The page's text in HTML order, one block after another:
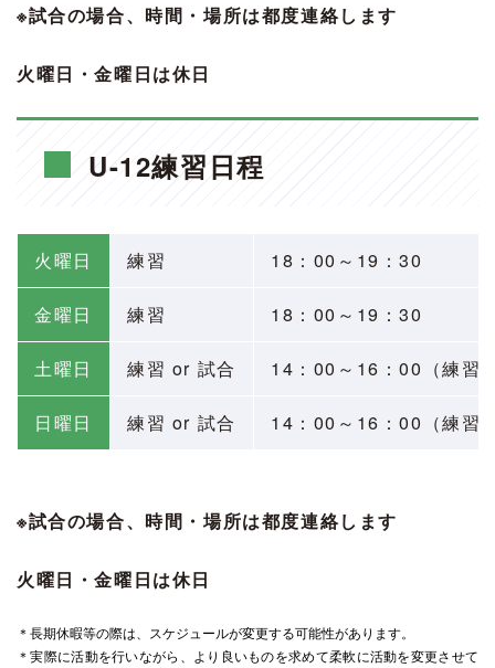
※試合の場合、時間・場所は都度連絡します
火曜日・金曜日は休日
U-12練習日程
火曜日 練習 18：00～19：30
金曜日 練習 18：00 ～19：30
土曜日 練習 or 試合 14：00～16：00（練習
日曜日 練習 or 試合 14：00～16：00（練習
※試合の場合、時間・場所は都度連絡します
火曜日・金曜日は休日
＊長期休暇等の際は、スケジュールが変更する可能性があります。
＊実際に活動を行いながら、より良いものを求めて柔軟に活動を変更させて